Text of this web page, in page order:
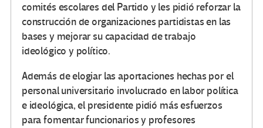
comités escolares del Partido y les pidió reforzar la
construcción de organizaciones partidistas en las
bases y mejorar su capacidad de trabajo
ideológico y político.
Además de elogiar las aportaciones hechas por el
personal universitario involucrado en labor política
e ideológica, el presidente pidió más esfuerzos
para fomentar funcionarios y profesores